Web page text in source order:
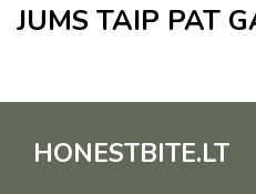
JUMS TAIP PAT
HONESTBITE.LT